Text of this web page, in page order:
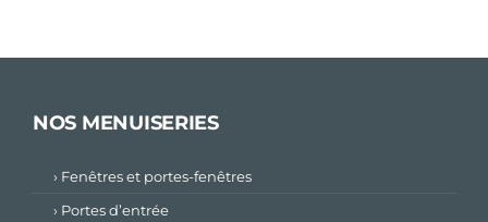
NOS MENUISERIES
› Fenêtres et portes-fenêtres
› Portes d’entrée